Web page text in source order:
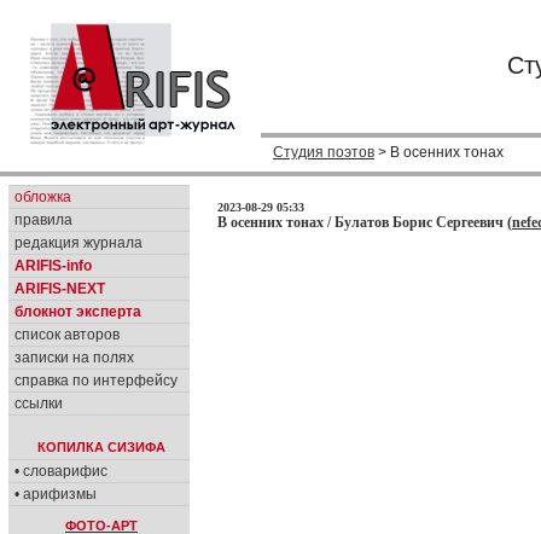
Студия поэтов > В осенних тонах
обложка
правила
редакция журнала
ARIFIS-info
ARIFIS-NEXT
блокнот эксперта
список авторов
записки на полях
справка по интерфейсу
ссылки
КОПИЛКА СИЗИФА
• словарифис
• арифизмы
ФОТО-АРТ
2023-08-29 05:33
В осенних тонах / Булатов Борис Сергеевич (